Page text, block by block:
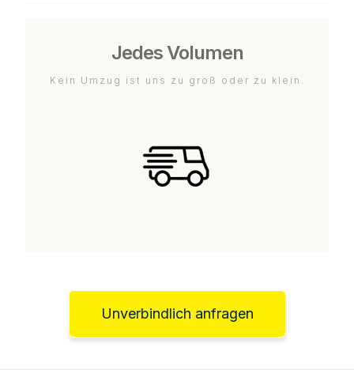
Jedes Volumen
Kein Umzug ist uns zu groß oder zu klein.
Unverbindlich anfragen